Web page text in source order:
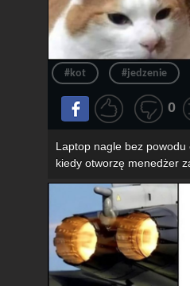
#kot #jedzenie
0
Laptop nagle bez powodu
kiedy otworzę menedżer